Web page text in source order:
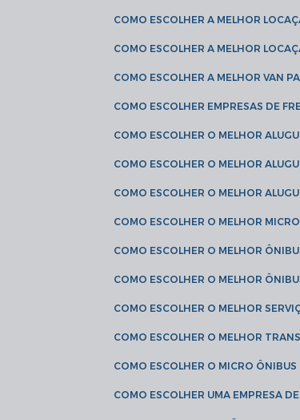
COMO ESCOLHER A MELHOR
COMO ESCOLHER A MELHOR
COMO ESCOLHER A MELHOR VAN
COMO ESCOLHER EMPRESAS DE
COMO ESCOLHER O MELHOR
COMO ESCOLHER O MELHOR
COMO ESCOLHER O MELHOR
COMO ESCOLHER O MELHOR
COMO ESCOLHER O MELHOR
COMO ESCOLHER O MELHOR
COMO ESCOLHER O MELHOR
COMO ESCOLHER O MELHOR
COMO ESCOLHER O MICRO
COMO ESCOLHER UMA EMPRESA